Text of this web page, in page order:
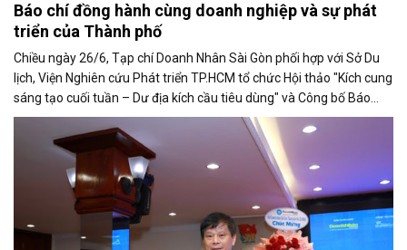
Báo chí đồng hành cùng doanh nghiệp và sự phát
triển của Thành phố
Chiều ngày 26/6, Tạp chí Doanh Nhân Sài Gòn phối hợp với Sở Du
lịch, Viện Nghiên cứu Phát triển TP.HCM tổ chức Hội thảo "Kích cung
sáng tạo cuối tuần – Dư địa kích cầu tiêu dùng" và Công bố Báo
cáo năng lực phát triển doanh nghiệp TP.HCM năm 2025. Trân
trọng giới thiệu phát biểu của ông Trần Trọng Dũng - Phó Chủ tịch
Hội Nhà báo Việt Nam tại Hội thảo.